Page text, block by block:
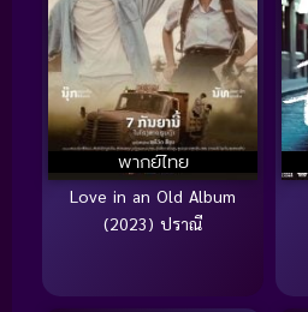
พากย์ไทย
Love in an Old Album
(2023) ปราณี